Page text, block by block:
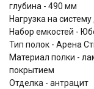
глубина - 490 мм
Нагрузка на систему
Набор емкостей -
Тип полок - Арена
Материал полки -
покрытием
Отделка - антрацит